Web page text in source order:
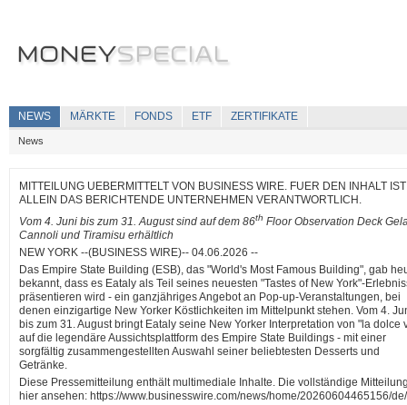
NEWS MÄRKTE FONDS ETF ZERTIFIKATE
News
MITTEILUNG UEBERMITTELT VON BUSINESS WIRE. FUER DEN INHALT IST
ALLEIN DAS BERICHTENDE UNTERNEHMEN VERANTWORTLICH.
Vom 4. Juni bis zum 31. August sind auf dem 86th Floor Observation Deck
Cannoli und Tiramisu erhältlich
NEW YORK --(BUSINESS WIRE)-- 04.06.2026 --
Das Empire State Building (ESB), das "World's Most Famous Building", gab
bekannt, dass es Eataly als Teil seines neuesten "Tastes of New York"-
präsentieren wird - ein ganzjähriges Angebot an Pop-up-Veranstaltungen, bei
denen einzigartige New Yorker Köstlichkeiten im Mittelpunkt stehen. Vom 4.
bis zum 31. August bringt Eataly seine New Yorker Interpretation von "la dolce
auf die legendäre Aussichtsplattform des Empire State Buildings - mit einer
sorgfältig zusammengestellten Auswahl seiner beliebtesten Desserts und
Getränke.
Diese Pressemitteilung enthält multimediale Inhalte. Die vollständige
hier ansehen: https://www.businesswire.com/news/home/20260604465156/de/